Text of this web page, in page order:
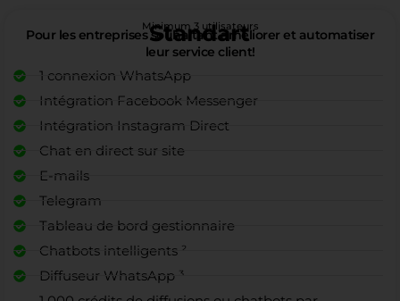
Standart
Minimum 3 utilisateurs
Pour les entreprises souhaitant améliorer et automatiser
leur service client!
1 connexion WhatsApp
Intégration Facebook Messenger
Intégration Instagram Direct
Chat en direct sur site
E-mails
Telegram
Tableau de bord gestionnaire
Chatbots intelligents ²
Diffuseur WhatsApp ³